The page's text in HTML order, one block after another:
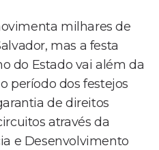
milhares de
mas a festa
do Estado vai além da
período dos festejos
de direitos
através da
e Desenvolvimento